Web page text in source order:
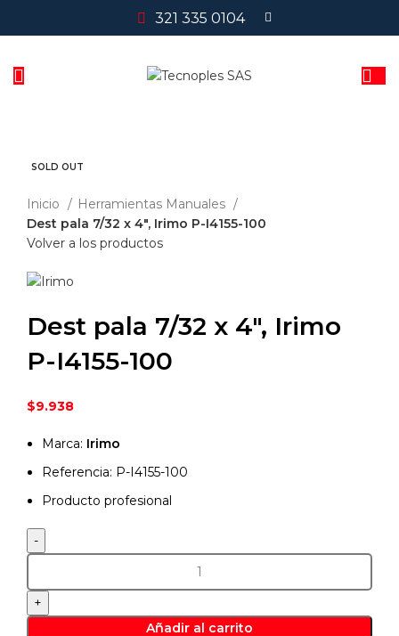
321 335 0104
Inicio
Herramientas Manuales
Dest pala 7/32 x 4″, Irimo P-I4155-100
Volver a los productos
Dest pala 7/32 x 4″, Irimo
P-I4155-100
$9.938
Marca: Irimo
Referencia: P-I4155-100
Producto profesional
Dest
7/32
x
Añadir al carrito
SOLD OUT